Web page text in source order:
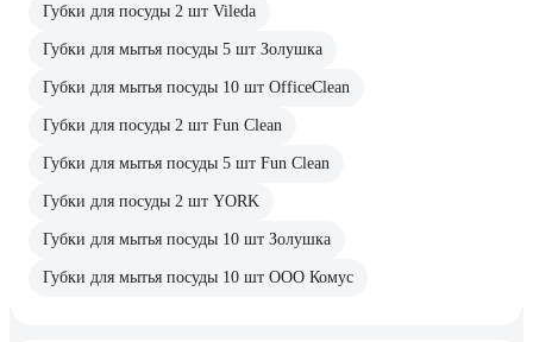
Губки для посуды 2 шт Vileda
Губки для мытья посуды 5 шт Золушка
Губки для мытья посуды 10 шт OfficeClean
Губки для посуды 2 шт Fun Clean
Губки для мытья посуды 5 шт Fun Clean
Губки для посуды 2 шт YORK
Губки для мытья посуды 10 шт Золушка
Губки для мытья посуды 10 шт ООО Комус